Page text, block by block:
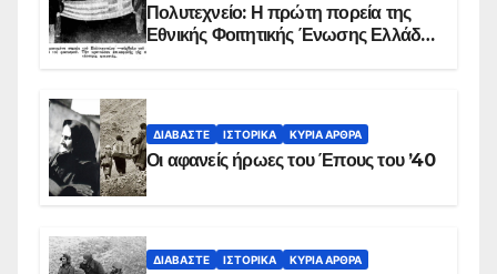
Πολυτεχνείο: Η πρώτη πορεία της
Εθνικής Φοιτητικής Ένωσης Ελλάδος
ΔΙΑΒΆΣΤΕ ΙΣΤΟΡΙΚΆ ΚΥΡΙΑ ΑΡΘΡΑ
Οι αφανείς ήρωες του Έπους του ’40
ΔΙΑΒΆΣΤΕ ΙΣΤΟΡΙΚΆ ΚΥΡΙΑ ΑΡΘΡΑ